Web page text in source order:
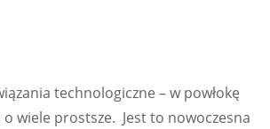
technologiczne – w powłokę
wiele prostsze. Jest to nowoczesna